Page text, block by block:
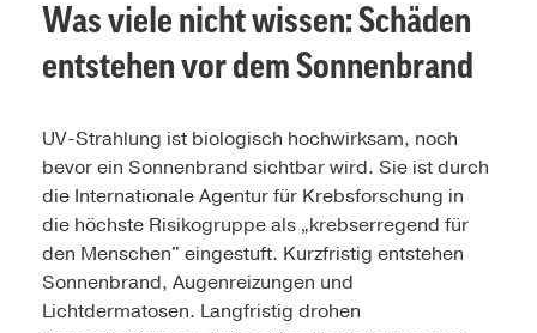
Was viele nicht wissen: Schäden
entstehen vor dem Sonnenbrand
UV-Strahlung ist biologisch hochwirksam, noch
bevor ein Sonnenbrand sichtbar wird. Sie ist durch
die Internationale Agentur für Krebsforschung in
die höchste Risikogruppe als „krebserregend für
den Menschen" eingestuft. Kurzfristig entstehen
Sonnenbrand, Augenreizungen und
Lichtdermatosen. Langfristig drohen